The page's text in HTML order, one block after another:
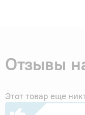
Отзывы
Этот товар еще